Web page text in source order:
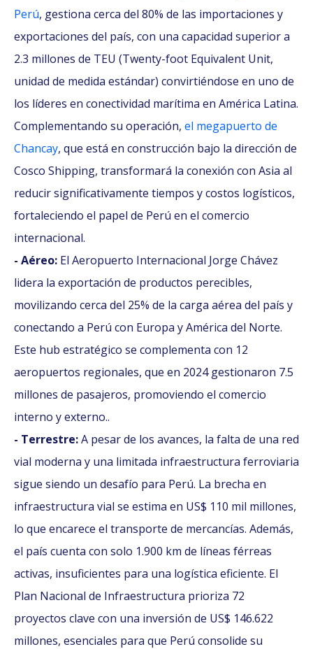
Perú, gestiona cerca del 80% de las importaciones y
exportaciones del país, con una capacidad superior a
2.3 millones de TEU (Twenty-foot Equivalent Unit,
unidad de medida estándar) convirtiéndose en uno de
los líderes en conectividad marítima en América Latina.
Complementando su operación, el megapuerto de
Chancay, que está en construcción bajo la dirección de
Cosco Shipping, transformará la conexión con Asia al
reducir significativamente tiempos y costos logísticos,
fortaleciendo el papel de Perú en el comercio
internacional.
- Aéreo: El Aeropuerto Internacional Jorge Chávez
lidera la exportación de productos perecibles,
movilizando cerca del 25% de la carga aérea del país y
conectando a Perú con Europa y América del Norte.
Este hub estratégico se complementa con 12
aeropuertos regionales, que en 2024 gestionaron 7.5
millones de pasajeros, promoviendo el comercio
interno y externo..
- Terrestre:A pesar de los avances, la falta de una red
vial moderna y una limitada infraestructura ferroviaria
sigue siendo un desafío para Perú. La brecha en
infraestructura vial se estima en US$ 110 mil millones,
lo que encarece el transporte de mercancías. Además,
el país cuenta con solo 1.900 km de líneas férreas
activas, insuficientes para una logística eficiente. El
Plan Nacional de Infraestructura prioriza 72
proyectos clave con una inversión de US$ 146.622
millones, esenciales para que Perú consolide su